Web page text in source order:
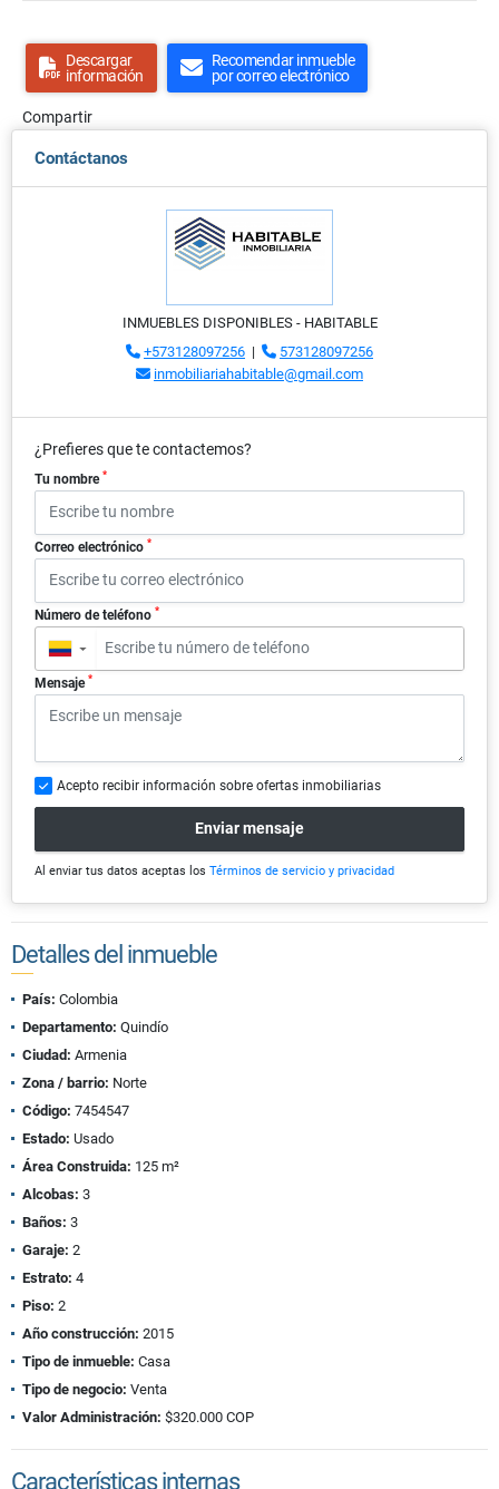
Descargar
información
Recomendar inmueble
por correo electrónico
Compartir
Contáctanos
INMUEBLES DISPONIBLES - HABITABLE
+573128097256 |
573128097256
inmobiliariahabitable@gmail.com
¿Prefieres que te contactemos?
Tu nombre *
Correo electrónico *
Número de teléfono *
▼
Mensaje *
Acepto recibir información sobre ofertas inmobiliarias
Enviar mensaje
Al enviar tus datos aceptas los Términos de servicio y privacidad
Detalles del inmueble
País: Colombia
Departamento: Quindío
Ciudad: Armenia
Zona / barrio: Norte
Código: 7454547
Estado: Usado
Área Construida: 125 m²
Alcobas: 3
Baños: 3
Garaje: 2
Estrato: 4
Piso: 2
Año construcción: 2015
Tipo de inmueble: Casa
Tipo de negocio: Venta
Valor Administración: $320.000 COP
Características internas